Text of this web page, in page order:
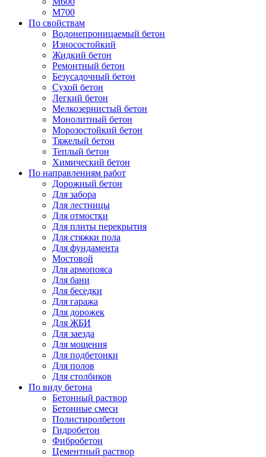
М700
По свойствам
Водонепроницаемый бетон
Износостойкий
Жидкий бетон
Ремонтный бетон
Безусадочный бетон
Сухой бетон
Легкий бетон
Мелкозернистый бетон
Монолитный бетон
Морозостойкий бетон
Тяжелый бетон
Теплый бетон
Химический бетон
По направлениям работ
Дорожный бетон
Для забора
Для лестницы
Для отмостки
Для плиты перекрытия
Для стяжки пола
Для фундамента
Мостовой
Для армопояса
Для бани
Для беседки
Для гаража
Для дорожек
Для ЖБИ
Для заезда
Для мощения
Для подбетонки
Для полов
Для столбиков
По виду бетона
Бетонный раствор
Бетонные смеси
Полистиролбетон
Гидробетон
Фибробетон
Цементный раствор